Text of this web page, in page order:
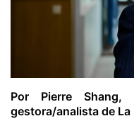
Por Pierre Shang,
gestora/analista de La